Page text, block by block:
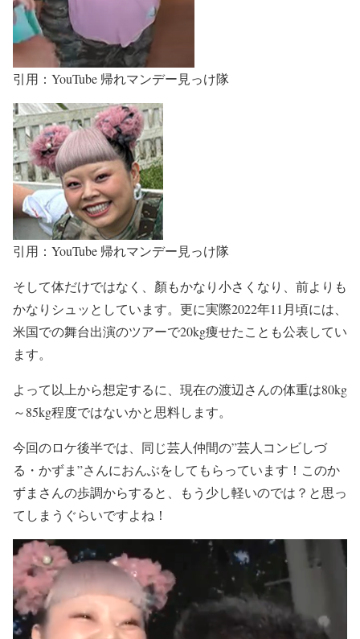
引用：YouTube 帰れマンデー見っけ隊
引用：YouTube 帰れマンデー見っけ隊
そして体だけではなく、 顏もかなり小さくなり、前よりも
かなりシュッと しています。更に実際2022年11月頃には、
米国での舞台出演のツアーで20kg痩せたことも公表してい
ます。
よって以上から想定するに、現在の渡辺さんの体重は80kg
～85kg程度ではないかと思料します。
今回のロケ後半では、同じ芸人仲間の”芸人コンビしづ
る・かずま”さんにおんぶをしてもらっています！このか
ずまさんの歩調からすると、もう 少し軽いのでは？ と思っ
てしまうぐらいですよね！